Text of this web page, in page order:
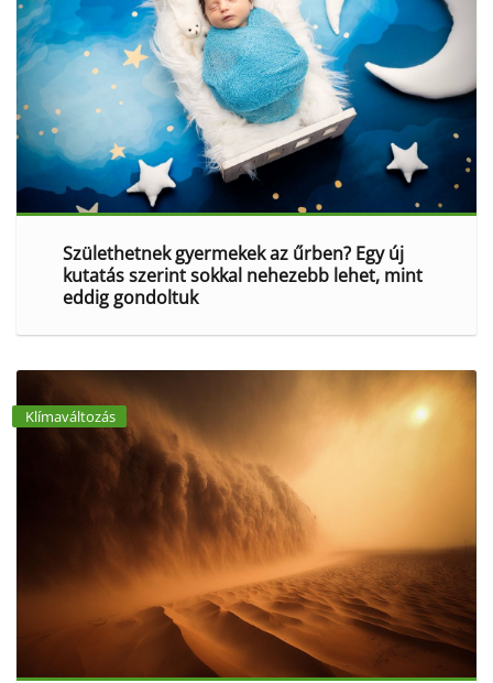
Születhetnek gyermekek az űrben? Egy új
kutatás szerint sokkal nehezebb lehet, mint
eddig gondoltuk
Klímaváltozás